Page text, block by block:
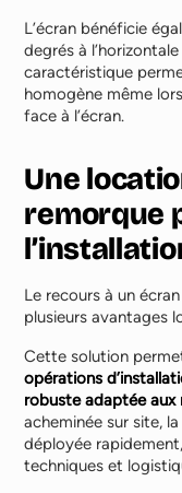
L’écran bénéficie
degrés à
caractéristique
homogène même
face à l’écran.
Une
remorque
Le recours à un
plusieurs avantages
Cette solution
opérations
robuste adaptée
acheminée sur site,
déployée
techniques et